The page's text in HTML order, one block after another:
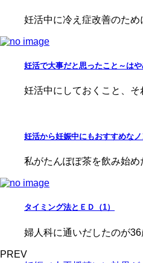
妊活中に冷え症改善のた
妊活で大事だと思ったこと～は
妊活中にしておくこと、
妊活から妊娠中にもおすすめな
私がたんぽぽ茶を飲み始
タイミング法とＥＤ（1）
婦人科に通いだしたのが
PREV